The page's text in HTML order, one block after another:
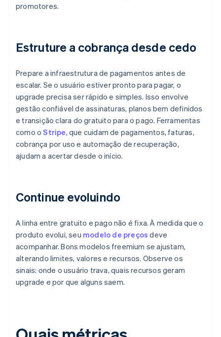
promotores.
Estruture a cobrança desde cedo
Prepare a infraestrutura de pagamentos antes de
escalar. Se o usuário estiver pronto para pagar, o
upgrade precisa ser rápido e simples. Isso envolve
gestão confiável de assinaturas, planos bem definidos
e transição clara do gratuito para o pago. Ferramentas
como oStripe, que cuidam de pagamentos, faturas,
cobrança por uso e automação de recuperação,
ajudam a acertar desde o início.
Continue evoluindo
A linha entre gratuito e pago não é fixa. À medida que o
produto evolui, seu modelo de preços deve
acompanhar. Bons modelos freemium se ajustam,
alterando limites, valores e recursos. Observe os
sinais: onde o usuário trava, quais recursos geram
upgrade e por que alguns saem.